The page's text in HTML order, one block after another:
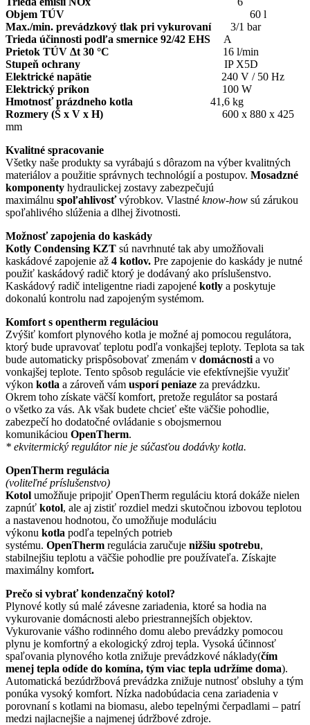
Objem TÚV 60 l
Max./min. prevádzkový tlak pri vykurovaní3/1 bar
Trieda účinnosti podľa smernice 92/42 EHS A
Prietok TÚV Δt 30 °C 16 l/min
Stupeň ochrany IP X5D
Elektrické napätie 240 V / 50 Hz
Elektrický príkon 100 W
Hmotnosť prázdneho kotla
41,6 kg
Rozmery (Š x V x H) 600 x 880 x 425
mm
Kvalitné spracovanie
Všetky naše produkty sa vyrábajú s dôrazom na výber kvalitných
materiálov a použitie správnych technológií a postupov. Mosadzné
komponenty hydraulickej zostavy zabezpečujú
maximálnu spoľahlivosťvýrobkov. Vlastné know-how sú zárukou
spoľahlivého slúženia a dlhej životnosti.
Možnosť zapojenia do kaskády
Kotly Condensing KZT sú navrhnuté tak aby umožňovali
kaskádové zapojenie až 4 kotlov. Pre zapojenie do kaskády je nutné
použiť kaskádový radič ktorý je dodávaný ako príslušenstvo.
Kaskádový radič inteligentne riadi zapojené kotly a poskytuje
dokonalú kontrolu nad zapojeným systémom.
Komfort s opentherm reguláciou
Zvýšiť komfort plynového kotla je možné aj pomocou regulátora,
ktorý bude upravovať teplotu podľa vonkajšej teploty. Teplota sa tak
bude automaticky prispôsobovať zmenám v domácnosti a vo
vonkajšej teplote. Tento spôsob regulácie vie efektívnejšie využiť
výkon kotla a zároveň vám usporí peniaze za prevádzku.
Okrem toho získate väčší komfort, pretože regulátor sa postará
o všetko za vás. Ak však budete chcieť ešte väčšie pohodlie,
zabezpečí ho dodatočné ovládanie s obojsmernou
komunikáciou OpenTherm.
* ekvitermický regulátor nie je súčasťou dodávky kotla.
OpenTherm regulácia
(voliteľné príslušenstvo)
Kotol umožňuje pripojiť OpenTherm reguláciu ktorá dokáže nielen
zapnúť kotol, ale aj zistiť rozdiel medzi skutočnou izbovou teplotou
a nastavenou hodnotou, čo umožňuje moduláciu
výkonu kotla podľa tepelných potrieb
systému. OpenTherm regulácia zaručuje nižšiu spotrebu,
stabilnejšiu teplotu a väčšie pohodlie pre používateľa. Získajte
maximálny komfort.
Prečo si vybrať kondenzačný kotol?
Plynové kotly sú malé závesne zariadenia, ktoré sa hodia na
vykurovanie domácnosti alebo priestrannejších objektov.
Vykurovanie vášho rodinného domu alebo prevádzky pomocou
plynu je komfortný a ekologický zdroj tepla. Vysoká účinnosť
spaľovania plynového kotla znižuje prevádzkové náklady(čím
menej tepla odíde do komína, tým viac tepla udržíme doma).
Automatická bezúdržbová prevádzka znižuje nutnosť obsluhy a tým
ponúka vysoký komfort. Nízka nadobúdacia cena zariadenia v
porovnaní s kotlami na biomasu, alebo tepelnými čerpadlami – patrí
medzi najlacnejšie a najmenej údržbové zdroje.